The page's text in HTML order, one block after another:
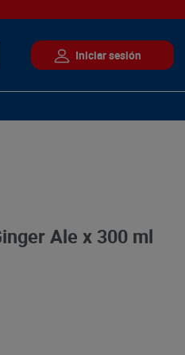
Ale x 300 ml